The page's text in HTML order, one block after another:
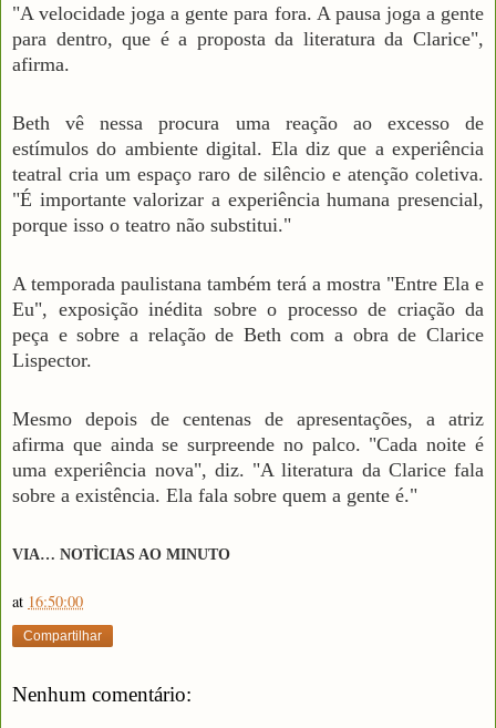
"A velocidade joga a gente para fora. A pausa joga a gente
para dentro, que é a proposta da literatura da Clarice",
afirma.
Beth vê nessa procura uma reação ao excesso de
estímulos do ambiente digital. Ela diz que a experiência
teatral cria um espaço raro de silêncio e atenção coletiva.
"É importante valorizar a experiência humana presencial,
porque isso o teatro não substitui."
A temporada paulistana também terá a mostra "Entre Ela e
Eu", exposição inédita sobre o processo de criação da
peça e sobre a relação de Beth com a obra de Clarice
Lispector.
Mesmo depois de centenas de apresentações, a atriz
afirma que ainda se surpreende no palco. "Cada noite é
uma experiência nova", diz. "A literatura da Clarice fala
sobre a existência. Ela fala sobre quem a gente é."
VIA… NOTÌCIAS AO MINUTO
at 16:50:00
Compartilhar
Nenhum comentário: